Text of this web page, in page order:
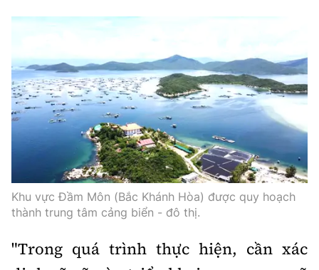
Khu vực Đầm Môn (Bắc Khánh Hòa) được quy hoạch
thành trung tâm cảng biển - đô thị.
"Trong quá trình thực hiện, cần xác